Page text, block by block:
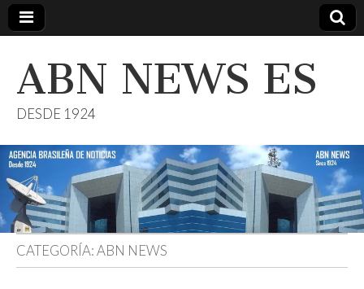
ABN NEWS ES
DESDE 1924
CATEGORÍA:ABN NEWS